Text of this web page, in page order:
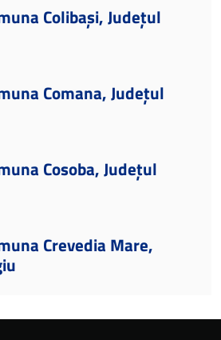
Colibași, Județul
Comana, Județul
Cosoba, Județul
Crevedia Mare,